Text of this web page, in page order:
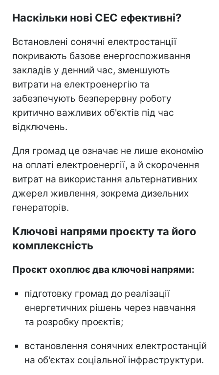
Наскільки нові СЕС ефективні?
Встановлені сонячні електростанції
покривають базове енергоспоживання
закладів у денний час, зменшують
витрати на електроенергію та
забезпечують безперервну роботу
критично важливих об'єктів під час
відключень.
Для громад це означає не лише економію
на оплаті електроенергії, а й скорочення
витрат на використання альтернативних
джерел живлення, зокрема дизельних
генераторів.
Ключові напрями проєкту та його
комплексність
Проєкт охоплює два ключові напрями:
підготовку громад до реалізації
енергетичних рішень через навчання
та розробку проєктів;
встановлення сонячних електростанцій
на об'єктах соціальної інфраструктури.